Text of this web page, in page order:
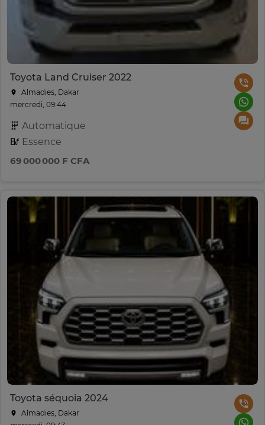
Toyota Land Cruiser 2022
Almadies, Dakar
mercredi, 09:44
Automatique
Essence
69 000 000 F CFA
Toyota séquoia 2024
Almadies, Dakar